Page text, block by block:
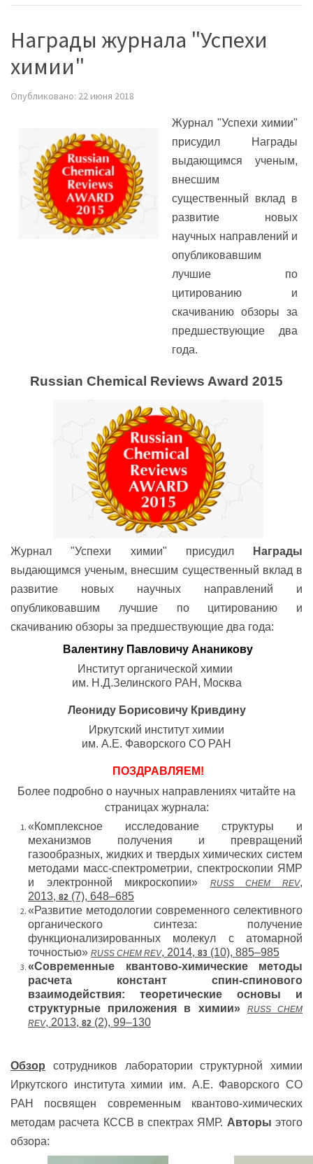
Награды журнала "Успехи
химии"
Опубликовано: 22 июня 2018
Журнал "Успехи химии"
присудил Награды
выдающимся ученым,
внесшим
существенный вклад в
развитие новых
научных направлений и
опубликовавшим
лучшие по
цитированию и
скачиванию обзоры за
предшествующие два
года.
Russian Chemical Reviews Award 2015
Журнал "Успехи химии" присудил
Награды
выдающимся ученым, внесшим существенный вклад в
развитие новых научных направлений и
опубликовавшим лучшие по цитированию и
скачиванию обзоры за предшествующие два года:
Валентину Павловичу Ананикову
Институт органической химии
им. Н.Д.Зелинского РАН, Москва
Леониду Борисовичу Кривдину
Иркутский институт химии
им. А.Е. Фаворского СО РАН
ПОЗДРАВЛЯЕМ!
Более подробно о научных направлениях читайте на
страницах журнала:
«Комплексное исследование структуры и
механизмов получения и превращений
газообразных, жидких и твердых химических систем
методами масс-спектрометрии, спектроскопии ЯМР
и электронной микроскопии»
RUSS CHEM REV,
2013, 82 (7), 648–685
«Развитие методологии современного селективного
органического синтеза: получение
функционализированных молекул с атомарной
точностью» RUSS CHEM REV, 2014, 83 (10), 885–985
«Современные квантово-химические методы
расчета констант спин-спинового
взаимодействия: теоретические основы и
структурные приложения в химии»
RUSS CHEM
REV, 2013, 82 (2), 99–130
Обзор сотрудников лаборатории структурной химии
Иркутского института химии им. А.Е. Фаворского СО
РАН
посвящен современным квантово-химических
методам расчета КССВ в спектрах ЯМР. Авторы этого
обзора: